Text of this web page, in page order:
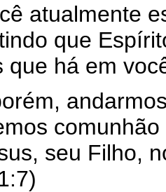
atualmente
que
que há em
seu Filho,